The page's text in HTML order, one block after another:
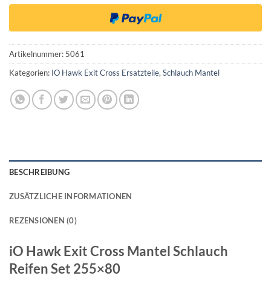
Artikelnummer: 5061
Kategorien: IO Hawk Exit Cross Ersatzteile, Schlauch Mantel
BESCHREIBUNG
ZUSÄTZLICHE INFORMATIONEN
REZENSIONEN (0)
iO Hawk Exit Cross Mantel Schlauch
Reifen Set 255×80